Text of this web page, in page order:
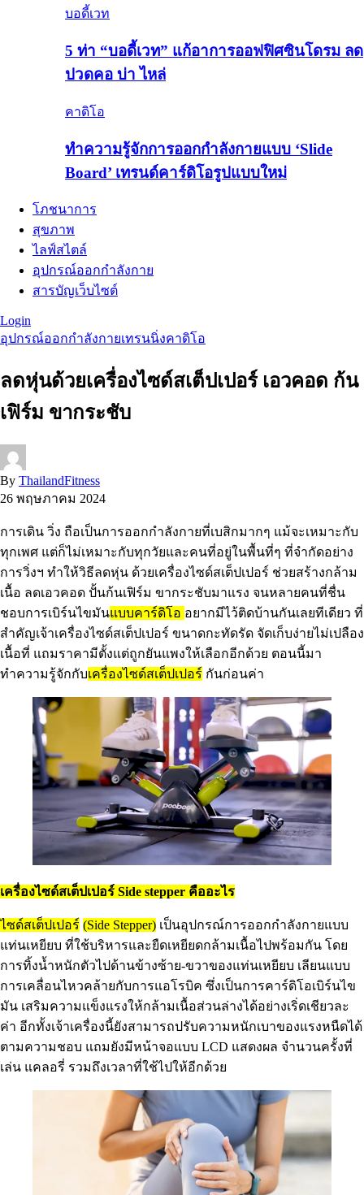
บอดี้เวท
5 ท่า “บอดี้เวท” แก้อาการออฟฟิศซินโดรม ลด
ปวดคอ บ่า ไหล่
คาดิโอ
ทำความรู้จักการออกกำลังกายแบบ ‘Slide
Board’ เทรนด์คาร์ดิโอรูปแบบใหม่
โภชนาการ
สุขภาพ
ไลฟ์สไตล์
อุปกรณ์ออกกำลังกาย
สารบัญเว็บไซต์
Login
อุปกรณ์ออกกำลังกายเทรนนิ่งคาดิโอ
ลดหุ่นด้วยเครื่องไซด์สเต็ปเปอร์ เอวคอด ก้น
เฟิร์ม ขากระชับ
By ThailandFitness
26 พฤษภาคม 2024
การเดิน วิ่ง ถือเป็นการออกกำลังกายที่เบสิกมากๆ แม้จะเหมาะกับ
ทุกเพศ แต่ก็ไม่เหมาะกับทุกวัยและคนที่อยู่ในพื้นที่ๆ ที่จำกัดอย่าง
การวิ่งฯ ทำให้วิธีลดหุ่น ด้วยเครื่องไซด์สเต็ปเปอร์ ช่วยสร้างกล้าม
เนื้อ ลดเอวคอด ปั้นก้นเฟิร์ม ขากระชับมาแรง จนหลายคนที่ชื่น
ชอบการเบิร์นไขมันแบบคาร์ดิโอ อยากมีไว้ติดบ้านกันเลยทีเดียว ที่
สำคัญเจ้าเครื่องไซด์สเต็ปเปอร์ ขนาดกะทัดรัด จัดเก็บง่ายไม่เปลือง
เนื้อที่ แถมราคามีตั้งแต่ถูกยันแพงให้เลือกอีกด้วย ตอนนี้มา
ทำความรู้จักกับเครื่องไซด์สเต็ปเปอร์ กันก่อนค่า
เครื่องไซด์สเต็ปเปอร์ Side stepper คืออะไร
ไซด์สเต็ปเปอร์ (Side Stepper) เป็นอุปกรณ์การออกกำลังกายแบบ
แท่นเหยียบ ที่ใช้บริหารและยืดเหยียดกล้ามเนื้อไปพร้อมกัน โดย
การทิ้งน้ำหนักตัวไปด้านข้างซ้าย-ขวาของแท่นเหยียบ เลียนแบบ
การเคลื่อนไหวคล้ายกับการแอโรบิค ซึ่งเป็นการคาร์ดิโอเบิร์นไข
มัน เสริมความแข็งแรงให้กล้ามเนื้อส่วนล่างได้อย่างเริ่ดเชียวละ
ค่า อีกทั้งเจ้าเครื่องนี้ยังสามารถปรับความหนักเบาของแรงหนืดได้
ตามความชอบ แถมยังมีหน้าจอแบบ LCD แสดงผล จำนวนครั้งที่
เล่น แคลอรี่ รวมถึงเวลาที่ใช้ไปให้อีกด้วย